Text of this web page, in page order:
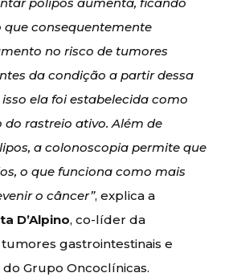
que consequentemente
no risco de tumores
da condição a partir dessa
ela foi estabelecida como
rastreio ativo. Além de
a colonoscopia permite que
o que funciona como mais
o câncer”, explica a
D’Alpino, co-líder da
gastrointestinais e
Grupo Oncoclínicas.